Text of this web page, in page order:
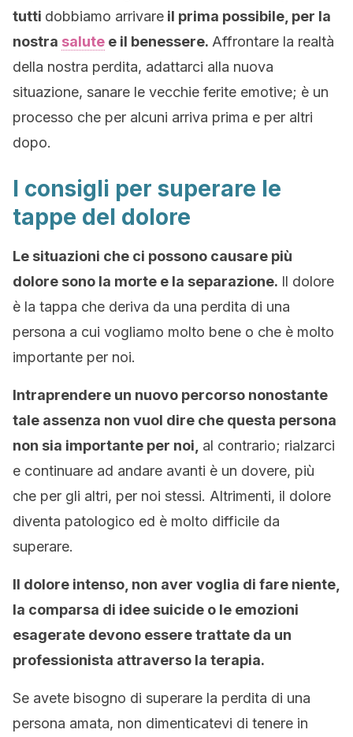
tutti dobbiamo arrivare il prima possibile, per la
nostra salute e il benessere. Affrontare la realtà
della nostra perdita, adattarci alla nuova
situazione, sanare le vecchie ferite emotive; è un
processo che per alcuni arriva prima e per altri
dopo.
I consigli per superare le
tappe del dolore
Le situazioni che ci possono causare più
dolore sono la morte e la separazione. Il dolore
è la tappa che deriva da una perdita di una
persona a cui vogliamo molto bene o che è molto
importante per noi.
Intraprendere un nuovo percorso nonostante
tale assenza non vuol dire che questa persona
non sia importante per noi, al contrario; rialzarci
e continuare ad andare avanti è un dovere, più
che per gli altri, per noi stessi. Altrimenti, il dolore
diventa patologico ed è molto difficile da
superare.
Il dolore intenso, non aver voglia di fare niente,
la comparsa di idee suicide o le emozioni
esagerate devono essere trattate da un
professionista attraverso la terapia.
Se avete bisogno di superare la perdita di una
persona amata, non dimenticatevi di tenere in